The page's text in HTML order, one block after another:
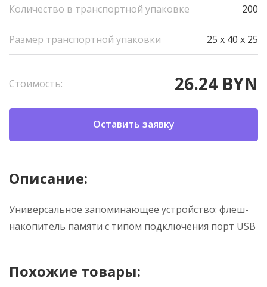
Количество в транспортной упаковке 200
Размер транспортной упаковки 25 x 40 x 25
Стоимость: 26.24 BYN
Оставить заявку
Описание:
Универсальное запоминающее устройство: флеш-
накопитель памяти с типом подключения порт USB
Похожие товары: